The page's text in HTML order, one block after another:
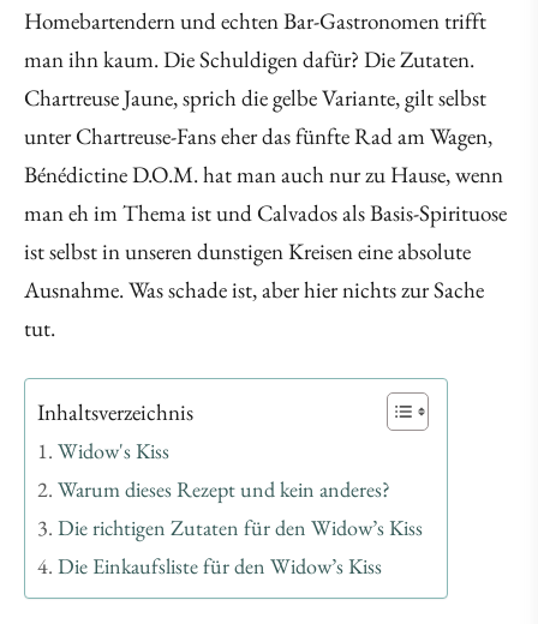
Homebartendern und echten Bar-Gastronomen trifft
man ihn kaum. Die Schuldigen dafür? Die Zutaten.
Chartreuse Jaune, sprich die gelbe Variante, gilt selbst
unter Chartreuse-Fans eher das fünfte Rad am Wagen,
Bénédictine D.O.M. hat man auch nur zu Hause, wenn
man eh im Thema ist und Calvados als Basis-Spirituose
ist selbst in unseren dunstigen Kreisen eine absolute
Ausnahme. Was schade ist, aber hier nichts zur Sache
tut.
Inhaltsverzeichnis
Widow's Kiss
Warum dieses Rezept und kein anderes?
Die richtigen Zutaten für den Widow’s Kiss
Die Einkaufsliste für den Widow’s Kiss